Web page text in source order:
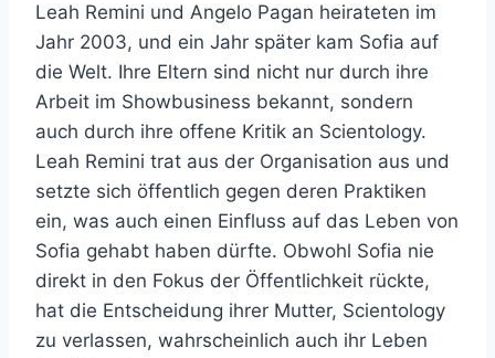
Leah Remini und Angelo Pagan heirateten im
Jahr 2003, und ein Jahr später kam Sofia auf
die Welt. Ihre Eltern sind nicht nur durch ihre
Arbeit im Showbusiness bekannt, sondern
auch durch ihre offene Kritik an Scientology.
Leah Remini trat aus der Organisation aus und
setzte sich öffentlich gegen deren Praktiken
ein, was auch einen Einfluss auf das Leben von
Sofia gehabt haben dürfte. Obwohl Sofia nie
direkt in den Fokus der Öffentlichkeit rückte,
hat die Entscheidung ihrer Mutter, Scientology
zu verlassen, wahrscheinlich auch ihr Leben